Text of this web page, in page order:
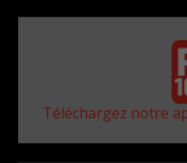
Téléchargez notre